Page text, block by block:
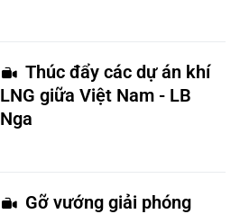
Thúc đẩy các dự án khí
LNG giữa Việt Nam - LB
Nga
Gỡ vướng giải phóng